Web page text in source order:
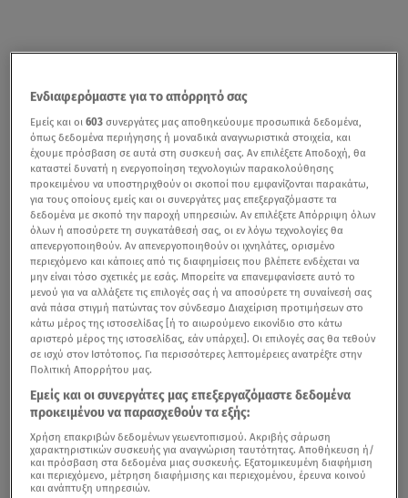
Ενδιαφερόμαστε για το απόρρητό σας
Εμείς και οι603 συνεργάτες μας αποθηκεύουμε προσωπικά δεδομένα,
όπως δεδομένα περιήγησης ή μοναδικά αναγνωριστικά στοιχεία, και
έχουμε πρόσβαση σε αυτά στη συσκευή σας. Αν επιλέξετε Αποδοχή, θα
καταστεί δυνατή η ενεργοποίηση τεχνολογιών παρακολούθησης
προκειμένου να υποστηριχθούν οι σκοποί που εμφανίζονται παρακάτω,
για τους οποίους εμείς και οι συνεργάτες μας επεξεργαζόμαστε τα
δεδομένα με σκοπό την παροχή υπηρεσιών. Αν επιλέξετε Απόρριψη όλων
όλων ή αποσύρετε τη συγκατάθεσή σας, οι εν λόγω τεχνολογίες θα
απενεργοποιηθούν. Αν απενεργοποιηθούν οι ιχνηλάτες, ορισμένο
περιεχόμενο και κάποιες από τις διαφημίσεις που βλέπετε ενδέχεται να
μην είναι τόσο σχετικές με εσάς. Μπορείτε να επανεμφανίσετε αυτό το
μενού για να αλλάξετε τις επιλογές σας ή να αποσύρετε τη συναίνεσή σας
ανά πάσα στιγμή πατώντας τον σύνδεσμο Διαχείριση προτιμήσεων στο
κάτω μέρος της ιστοσελίδας [ή το αιωρούμενο εικονίδιο στο κάτω
αριστερό μέρος της ιστοσελίδας, εάν υπάρχει]. Οι επιλογές σας θα τεθούν
σε ισχύ στον Ιστότοπος. Για περισσότερες λεπτομέρειες ανατρέξτε στην
Πολιτική Απορρήτου μας.
Εμείς και οι συνεργάτες μας επεξεργαζόμαστε δεδομένα
προκειμένου να παρασχεθούν τα εξής:
Χρήση επακριβών δεδομένων γεωεντοπισμού. Ακριβής σάρωση
χαρακτηριστικών συσκευής για αναγνώριση ταυτότητας. Αποθήκευση ή/
και πρόσβαση στα δεδομένα μιας συσκευής. Εξατομικευμένη διαφήμιση
και περιεχόμενο, μέτρηση διαφήμισης και περιεχομένου, έρευνα κοινού
και ανάπτυξη υπηρεσιών.